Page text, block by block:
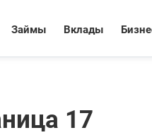
Займы Вклады
17